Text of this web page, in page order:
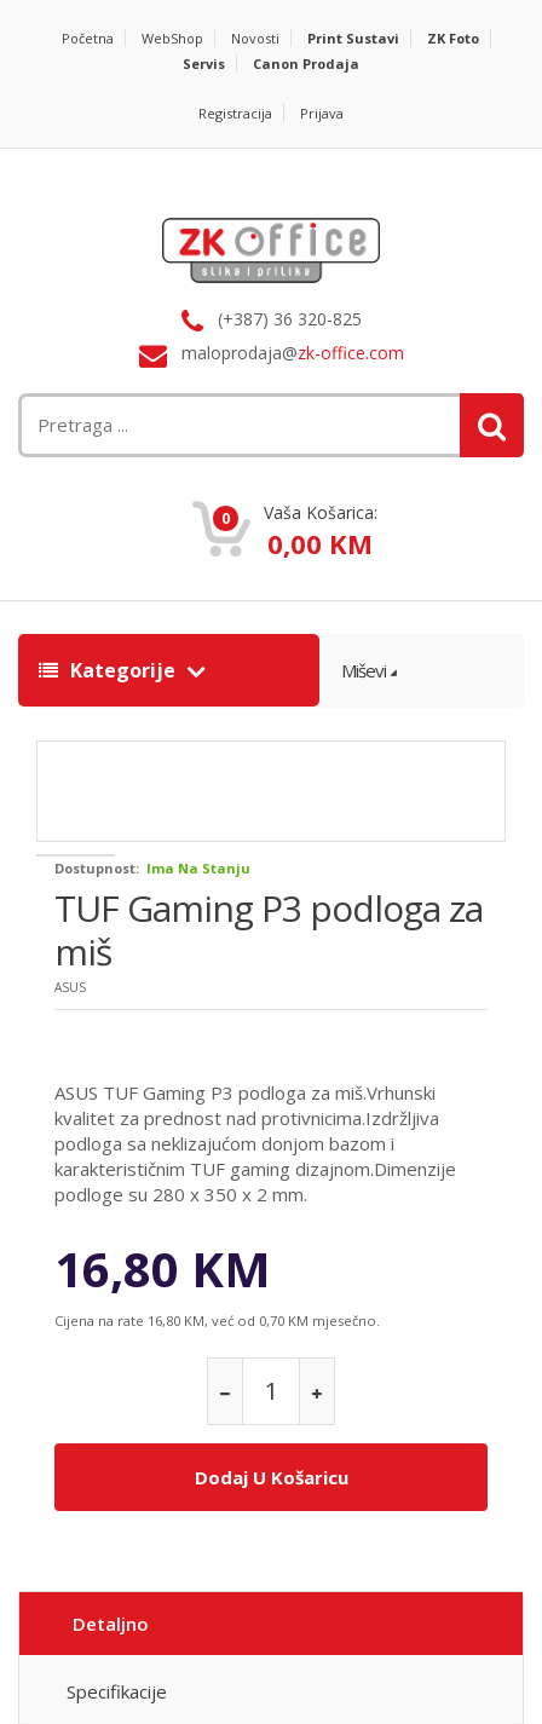
Početna WebShop Novosti Print Sustavi
ZK Foto
Servis
Canon Prodaja
Registracija Prijava
(+387) 36 320-825
maloprodaja@zk-office.com
0 Vaša Košarica:
0,00 KM
Kategorije Miševi
Dostupnost: Ima Na Stanju
TUF Gaming P3 podloga za
miš
ASUS
ASUS TUF Gaming P3 podloga za miš.Vrhunski
kvalitet za prednost nad protivnicima.Izdržljiva
podloga sa neklizajućom donjom bazom i
karakterističnim TUF gaming dizajnom.Dimenzije
podloge su 280 x 350 x 2 mm.
16,80 KM
Cijena na rate 16,80 KM, već od 0,70 KM mjesečno.
Dodaj U Košaricu
Detaljno
Specifikacije